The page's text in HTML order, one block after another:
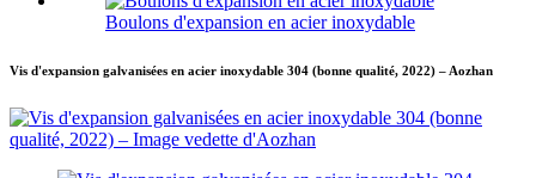
Boulons d'expansion en acier inoxydable
Vis d'expansion galvanisées en acier inoxydable 304 (bonne qualité, 2022) – Aozhan